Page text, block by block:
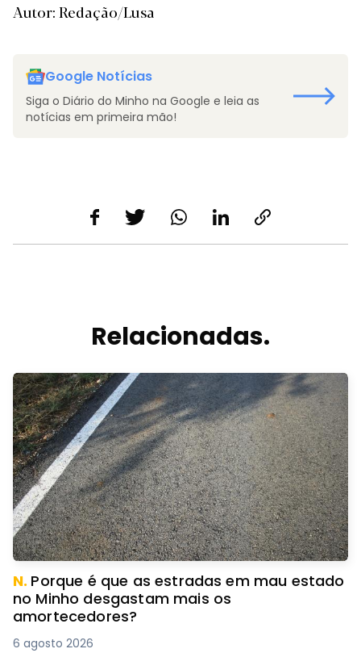
Autor: Redação/Lusa
Google Notícias
Siga o Diário do Minho na Google e leia as
notícias em primeira mão!
Relacionadas.
N. Porque é que as estradas em mau estado
no Minho desgastam mais os
amortecedores?
6 agosto 2026